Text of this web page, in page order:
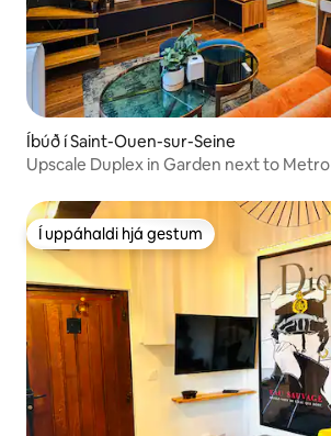
Íbúð í Saint-Ouen-sur-Seine
Upscale Duplex in Garden next to Metro
Í uppáhaldi hjá gestum
Í uppáhaldi hjá gestum